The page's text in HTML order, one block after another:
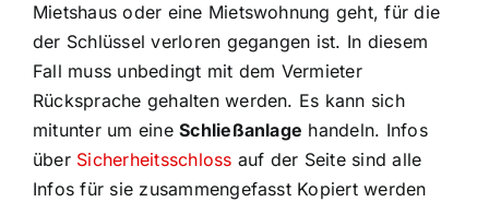
Mietshaus oder eine Mietswohnung geht, für die
der Schlüssel verloren gegangen ist. In diesem
Fall muss unbedingt mit dem Vermieter
Rücksprache gehalten werden. Es kann sich
mitunter um eineSchließanlage handeln. Infos
über Sicherheitsschloss auf der Seite sind alle
Infos für sie zusammengefasst Kopiert werden